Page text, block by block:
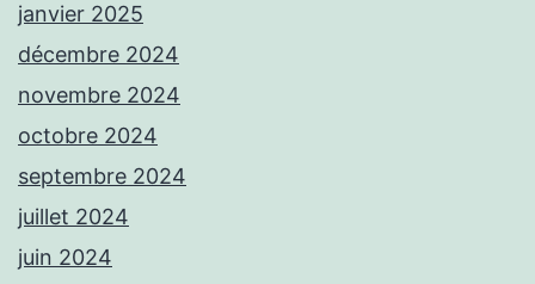
janvier 2025
décembre 2024
novembre 2024
octobre 2024
septembre 2024
juillet 2024
juin 2024